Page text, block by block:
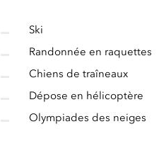
Ski
Randonnée en raquettes
Chiens de traîneaux
Dépose en hélicoptère
Olympiades des neiges